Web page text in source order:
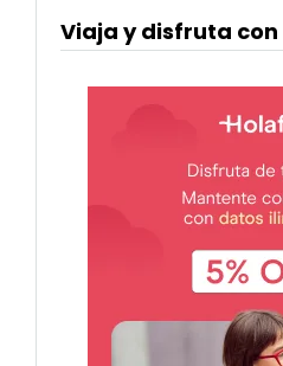
Viaja y disfruta con